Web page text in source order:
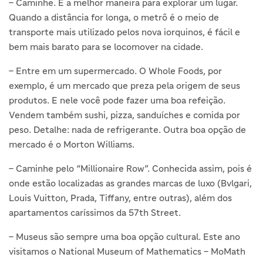
– Caminhe. É a melhor maneira para explorar um lugar.
Quando a distância for longa, o metrô é o meio de
transporte mais utilizado pelos nova iorquinos, é fácil e
bem mais barato para se locomover na cidade.
– Entre em um supermercado. O Whole Foods, por
exemplo, é um mercado que preza pela origem de seus
produtos. E nele você pode fazer uma boa refeição.
Vendem também sushi, pizza, sanduíches e comida por
peso. Detalhe: nada de refrigerante. Outra boa opção de
mercado é o Morton Williams.
– Caminhe pelo “Millionaire Row”. Conhecida assim, pois é
onde estão localizadas as grandes marcas de luxo (Bvlgari,
Louis Vuitton, Prada, Tiffany, entre outras), além dos
apartamentos caríssimos da 57th Street.
– Museus são sempre uma boa opção cultural. Este ano
visitamos o National Museum of Mathematics – MoMath